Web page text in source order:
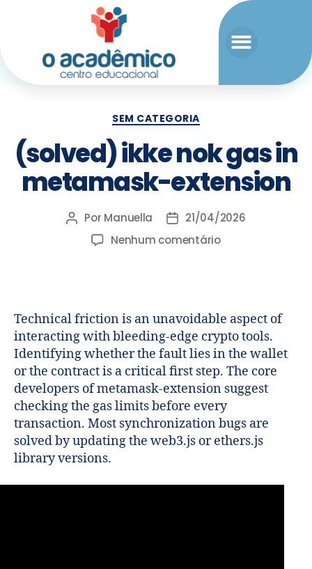
SEM CATEGORIA
(solved) ikke nok gas in
metamask-extension
Por Manuella
21/04/2026
Nenhum comentário
Technical friction is an unavoidable aspect of
interacting with bleeding-edge crypto tools.
Identifying whether the fault lies in the wallet
or the contract is a critical first step. The core
developers of metamask-extension suggest
checking the gas limits before every
transaction. Most synchronization bugs are
solved by updating the web3.js or ethers.js
library versions.